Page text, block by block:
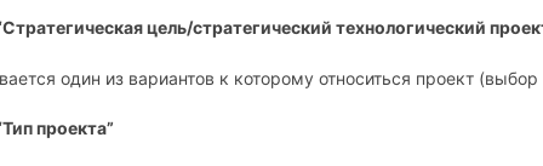
цель/стратегический технологический
один из вариантов к которому относиться проект
проекта”